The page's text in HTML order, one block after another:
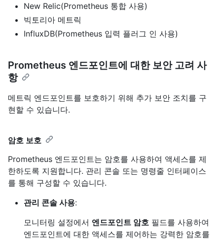
New Relic(Prometheus 통합 사용)
빅토리아 메트릭
InfluxDB(Prometheus 입력 플러그 인 사용)
Prometheus 엔드포인트에 대한 보안 고려 사
항
메트릭 엔드포인트를 보호하기 위해 추가 보안 조치를 구
현할 수 있습니다.
암호 보호
Prometheus 엔드포인트는 암호를 사용하여 액세스를 제
한하도록 지원합니다. 관리 콘솔 또는 명령줄 인터페이스
를 통해 구성할 수 있습니다.
관리 콘솔 사용:
모니터링 설정에서 엔드포인트 암호 필드를 사용하여
엔드포인트에 대한 액세스를 제어하는 강력한 암호를